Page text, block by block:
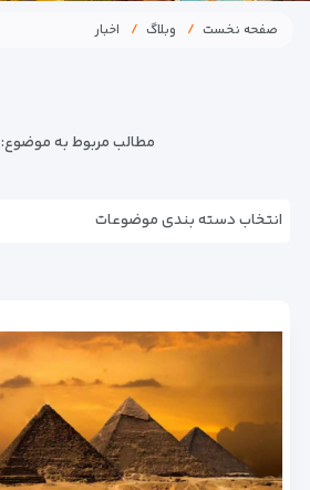
صفحه نخست وبلاگ اخبار
مطالب مربوط به موضوع:
انتخاب دسته بندی موضوعات